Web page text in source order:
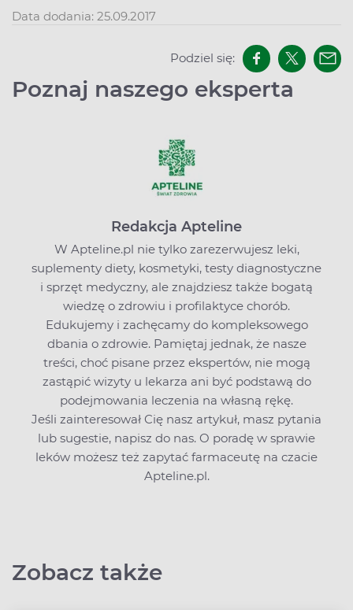
Data dodania: 25.09.2017
Podziel się:
Poznaj naszego eksperta
Redakcja Apteline
W Apteline.pl nie tylko zarezerwujesz leki,
suplementy diety, kosmetyki, testy diagnostyczne
i sprzęt medyczny, ale znajdziesz także bogatą
wiedzę o zdrowiu i profilaktyce chorób.
Edukujemy i zachęcamy do kompleksowego
dbania o zdrowie. Pamiętaj jednak, że nasze
treści, choć pisane przez ekspertów, nie mogą
zastąpić wizyty u lekarza ani być podstawą do
podejmowania leczenia na własną rękę.
Jeśli zainteresował Cię nasz artykuł, masz pytania
lub sugestie, napisz do nas. O poradę w sprawie
leków możesz też zapytać farmaceutę na czacie
Apteline.pl.
Zobacz także